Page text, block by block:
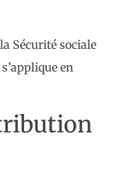
Sécurité sociale
en